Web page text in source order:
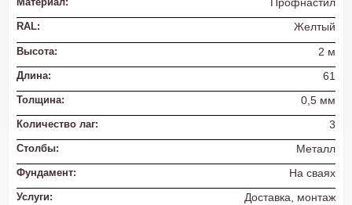
Профнастил
RAL: Желтый
Высота: 2 м
Длина: 61
Толщина: 0,5 мм
Количество лаг: 3
Столбы: Металл
Фундамент: На сваях
Услуги: Доставка, монтаж